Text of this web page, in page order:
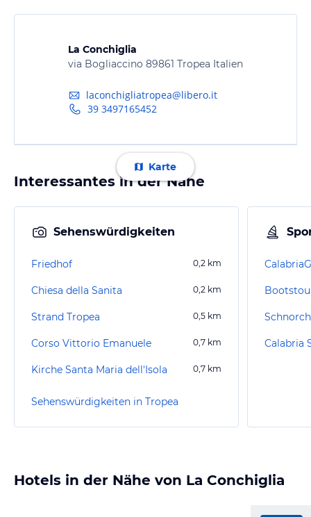
La Conchiglia
via Bogliaccino 89861 Tropea Italien
laconchigliatropea@libero.it
39 3497165452
Karte
Interessantes in der Nähe
Sehenswürdigkeiten
Friedhof 0,2 km
Chiesa della Sanita 0,2 km
Strand Tropea 0,5 km
Corso Vittorio Emanuele 0,7 km
Kirche Santa Maria dell'Isola 0,7 km
Sehenswürdigkeiten in Tropea
Hotels in der Nähe von La Conchiglia